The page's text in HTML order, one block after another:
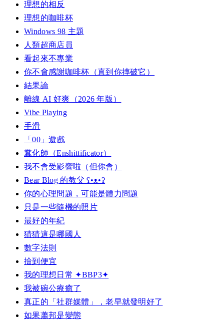
理想的相反
理想的咖啡杯
Windows 98 主題
人類超商店員
看起來不專業
你不會感謝咖啡杯（直到你摔破它）
結果論
離線 AI 好爽（2026 年版）
Vibe Playing
手滑
「00」遊戲
糞化師（Enshittificator）
我不會受影響啦（但你會）
Bear Blog 的教父 ʕ•ᴥ•ʔ
你的心理問題，可能是體力問題
只是一些隨機的照片
最好的年紀
猜猜這是哪國人
數字法則
撿到便宜
我的理想日常 ✦BBP3✦
我被碗公療癒了
真正的「社群媒體」，老早就發明好了
如果蕭邦是變態